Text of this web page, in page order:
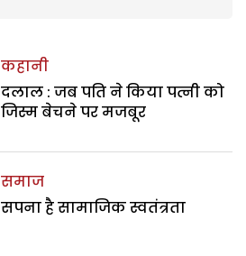
कहानी
दलाल : जब पति ने किया पत्नी को
जिस्म बेचने पर मजबूर
समाज
सपना है सामाजिक स्वतंत्रता